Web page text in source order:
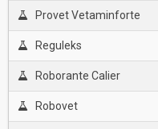
Provet Vetaminforte
Reguleks
Roborante Calier
Robovet